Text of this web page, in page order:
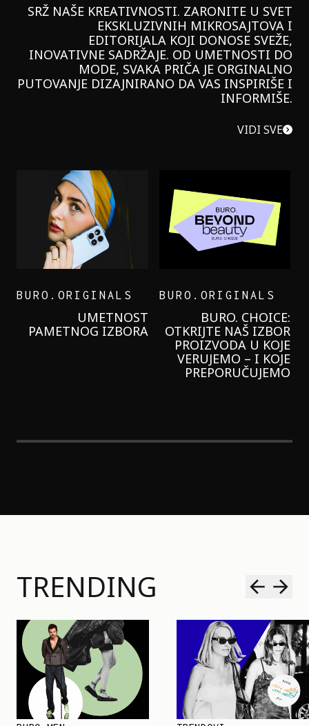
SRŽ NAŠE KREATIVNOSTI. ZARONITE U SVET
EKSKLUZIVNIH MIKROSAJTOVA I
EDITORIJALA KOJI DONOSE SVEŽE,
INOVATIVNE SADRŽAJE. OD UMETNOSTI DO
MODE, SVAKA PRIČA JE ORGINALNO
PUTOVANJE DIZAJNIRANO DA VAS INSPIRIŠE I
INFORMIŠE.
VIDI SVE
GARNIER KREMU I
NIKADA NIŠTA
LAGANIJE NISAM
KORISTILA
TRENDING